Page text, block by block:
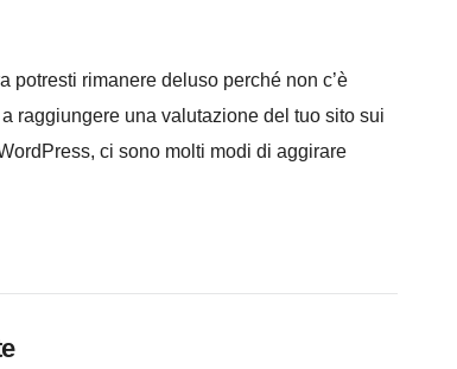
potresti rimanere deluso perché non c’è
raggiungere una valutazione del tuo sito sui
ci sono molti modi di aggirare